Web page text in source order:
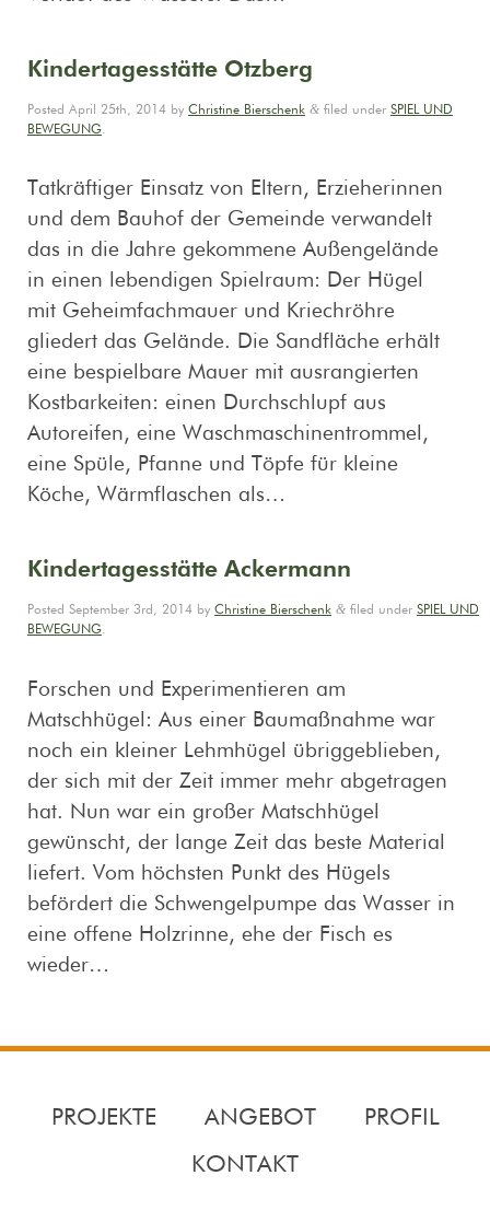
Kindertagesstätte Otzberg
Posted April 25th, 2014 by Christine Bierschenk & filed under SPIEL UND
BEWEGUNG.
Tatkräftiger Einsatz von Eltern, Erzieherinnen
und dem Bauhof der Gemeinde verwandelt
das in die Jahre gekommene Außengelände
in einen lebendigen Spielraum: Der Hügel
mit Geheimfachmauer und Kriechröhre
gliedert das Gelände. Die Sandfläche erhält
eine bespielbare Mauer mit ausrangierten
Kostbarkeiten: einen Durchschlupf aus
Autoreifen, eine Waschmaschinentrommel,
eine Spüle, Pfanne und Töpfe für kleine
Köche, Wärmflaschen als…
Kindertagesstätte Ackermann
Posted September 3rd, 2014 by Christine Bierschenk & filed under SPIEL UND
BEWEGUNG.
Forschen und Experimentieren am
Matschhügel: Aus einer Baumaßnahme war
noch ein kleiner Lehmhügel übriggeblieben,
der sich mit der Zeit immer mehr abgetragen
hat. Nun war ein großer Matschhügel
gewünscht, der lange Zeit das beste Material
liefert. Vom höchsten Punkt des Hügels
befördert die Schwengelpumpe das Wasser in
eine offene Holzrinne, ehe der Fisch es
wieder…
PROJEKTE ANGEBOT
PROFIL
KONTAKT